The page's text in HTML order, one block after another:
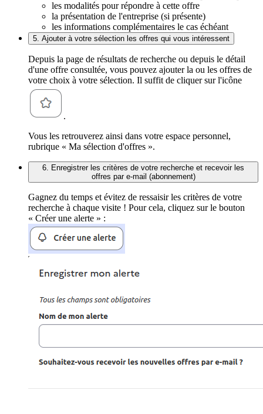
les modalités pour répondre à cette offre
la présentation de l'entreprise (si présente)
les informations complémentaires le cas échéant
5. Ajouter à votre sélection les offres qui vous intéressent
Depuis la page de résultats de recherche ou depuis le détail
d'une offre consultée, vous pouvez ajouter la ou les offres de
votre choix à votre sélection. Il suffit de cliquer sur l'icône
.
Vous les retrouverez ainsi dans votre espace personnel,
rubrique « Ma sélection d'offres ».
6. Enregistrer les critères de votre recherche et recevoir les
offres par e-mail (abonnement)
Gagnez du temps et évitez de ressaisir les critères de votre
recherche à chaque visite ! Pour cela, cliquez sur le bouton
« Créer une alerte » :